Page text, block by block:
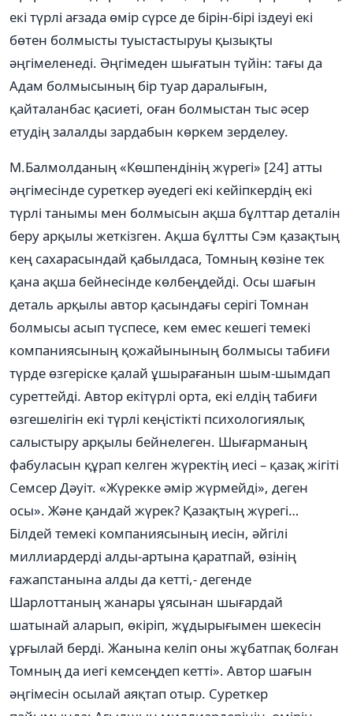
екі түрлі ағзада өмір сүрсе де бірін-бірі іздеуі екі
бөтен болмысты туыстастыруы қызықты
әңгімеленеді. Әңгімеден шығатын түйін: тағы да
Адам болмысының бір туар даралығын,
қайталанбас қасиеті, оған болмыстан тыс әсер
етудің залалды зардабын көркем зерделеу.
М.Балмолданың «Көшпендінің жүрегі» [24] атты
әңгімесінде суреткер әуедегі екі кейіпкердің екі
түрлі танымы мен болмысын ақша бұлттар деталін
беру арқылы жеткізген. Ақша бұлтты Сэм қазақтың
кең сахарасындай қабылдаса, Томның көзіне тек
қана ақша бейнесінде көлбеңдейді. Осы шағын
деталь арқылы автор қасындағы серігі Томнан
болмысы асып түспесе, кем емес кешегі темекі
компаниясының қожайынының болмысы табиғи
түрде өзгеріске қалай ұшырағанын шым-шымдап
суреттейді. Автор екітүрлі орта, екі елдің табиғи
өзгешелігін екі түрлі кеңістікті психологиялық
салыстыру арқылы бейнелеген. Шығарманың
фабуласын құрап келген жүректің иесі – қазақ жігіті
Семсер Дәуіт. «Жүрекке әмір жүрмейді», деген
осы». Және қандай жүрек? Қазақтың жүрегі…
Білдей темекі компаниясының иесін, әйгілі
миллиардерді алды-артына қаратпай, өзінің
ғажапстанына алды да кетті,- дегенде
Шарлоттаның жанары ұясынан шығардай
шатынай аларып, өкіріп, жұдырығымен шекесін
ұрғылай берді. Жанына келіп оны жұбатпақ болған
Томның да иегі кемсеңдеп кетті». Автор шағын
әңгімесін осылай аяқтап отыр. Суреткер